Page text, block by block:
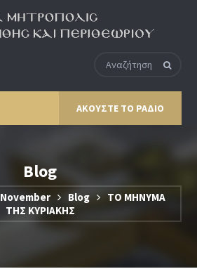
ΑΚΟΥΣΤΕ ΤΟ ΡΑΔΙΟ
Blog
November Blog
ΤΟ ΜΗΝΥΜΑ
ΤΗΣ ΚΥΡΙΑΚΗΣ